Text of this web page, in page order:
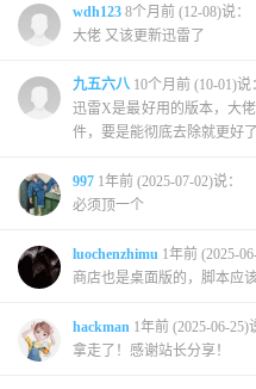
wdh123 8个月前 (12-08)说：
大佬 又该更新迅雷了
九五六八 10个月前 (10-01)说：
迅雷X是最好用的版本，大
件，要是能彻底去除就更好
997 1年前 (2025-07-02)说：
必须顶一个
luochenzhimu 1年前 (2025-
商店也是桌面版的，脚本应
hackman 1年前 (2025-06-25)
拿走了！感谢站长分享！